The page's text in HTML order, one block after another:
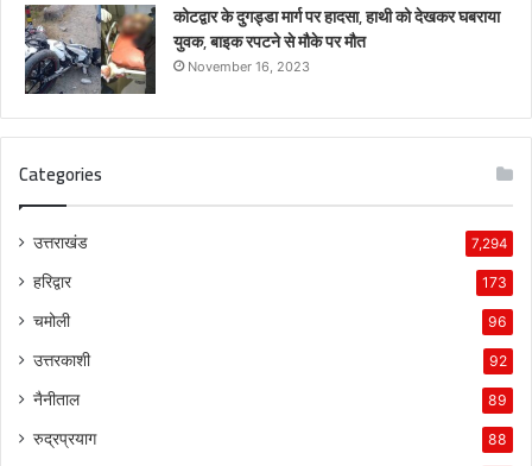
कोटद्वार के दुगड्डा मार्ग पर हादसा, हाथी को देखकर घबराया
युवक, बाइक रपटने से मौके पर मौत
November 16, 2023
Categories
उत्तराखंड 7,294
हरिद्वार 173
चमोली 96
उत्तरकाशी 92
नैनीताल 89
रुद्रप्रयाग 88